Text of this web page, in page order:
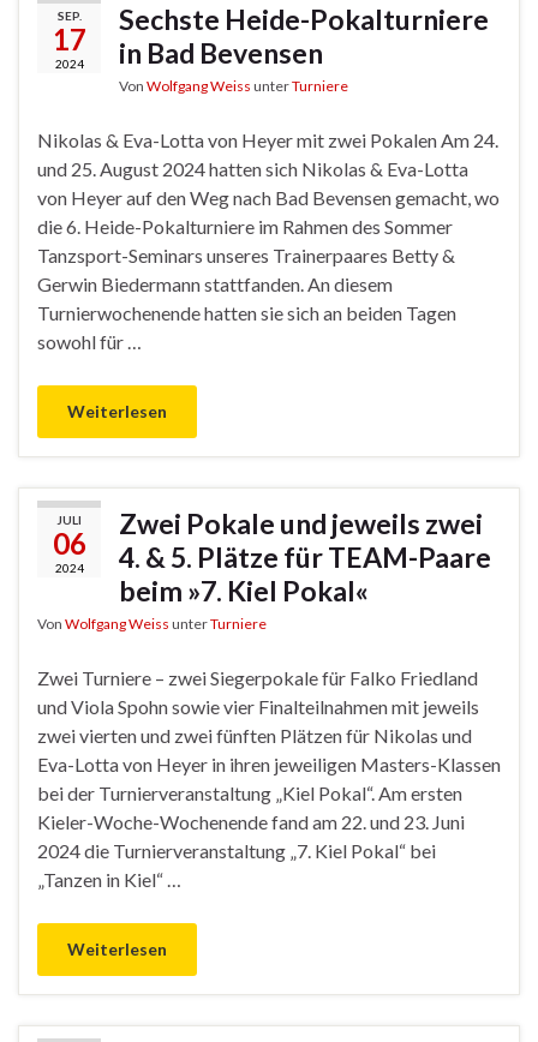
SEP.
17
2024
Sechste Heide-Pokalturniere
in Bad Bevensen
Von Wolfgang Weiss unterTurniere
Nikolas & Eva-Lotta von Heyer mit zwei Pokalen Am 24.
und 25. August 2024 hatten sich Nikolas & Eva-Lotta
von Heyer auf den Weg nach Bad Bevensen gemacht, wo
die 6. Heide-Pokalturniere im Rahmen des Sommer
Tanzsport-Seminars unseres Trainerpaares Betty &
Gerwin Biedermann stattfanden. An diesem
Turnierwochenende hatten sie sich an beiden Tagen
sowohl für …
Weiterlesen
JULI
06
2024
Zwei Pokale und jeweils zwei
4. & 5. Plätze für TEAM-Paare
beim »7. Kiel Pokal«
Von Wolfgang Weiss unterTurniere
Zwei Turniere – zwei Siegerpokale für Falko Friedland
und Viola Spohn sowie vier Finalteilnahmen mit jeweils
zwei vierten und zwei fünften Plätzen für Nikolas und
Eva-Lotta von Heyer in ihren jeweiligen Masters-Klassen
bei der Turnierveranstaltung „Kiel Pokal“. Am ersten
Kieler-Woche-Wochenende fand am 22. und 23. Juni
2024 die Turnierveranstaltung „7. Kiel Pokal“ bei
„Tanzen in Kiel“ …
Weiterlesen